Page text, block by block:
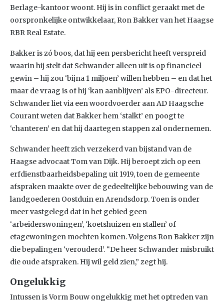
Berlage-kantoor woont. Hij is in conflict geraakt met de
oorspronkelijke ontwikkelaar, Ron Bakker van het Haagse
RBR Real Estate.
Bakker is zó boos, dat hij een persbericht heeft verspreid
waarin hij stelt dat Schwander alleen uit is op financieel
gewin – hij zou ‘bijna 1 miljoen’ willen hebben ­– en dat het
maar de vraag is of hij ‘kan aanblijven’ als EPO-directeur.
Schwander liet via een woordvoerder aan AD Haagsche
Courant weten dat Bakker hem ‘stalkt’ en poogt te
‘chanteren’ en dat hij daartegen stappen zal ondernemen.
Schwander heeft zich verzekerd van bijstand van de
Haagse advocaat Tom van Dijk. Hij beroept zich op een
erfdienstbaarheidsbepaling uit 1919, toen de gemeente
afspraken maakte over de gedeeltelijke bebouwing van de
landgoederen Oostduin en Arendsdorp. Toen is onder
meer vastgelegd dat in het gebied geen
‘arbeiderswoningen’, ‘koetshuizen en stallen’ of
etagewoningen mochten komen. Volgens Ron Bakker zijn
die bepalingen ‘verouderd’. “De heer Schwander misbruikt
die oude afspraken. Hij wil geld zien,” zegt hij.
Ongelukkig
Intussen is Vorm Bouw ongelukkig met het optreden van